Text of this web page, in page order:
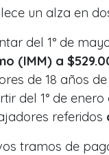
un alza en
del 1° de
(IMM) a
de 18 años
del 1° de
referidos
tramos de